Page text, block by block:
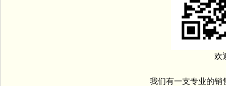
欢迎
我们有一支专业的销